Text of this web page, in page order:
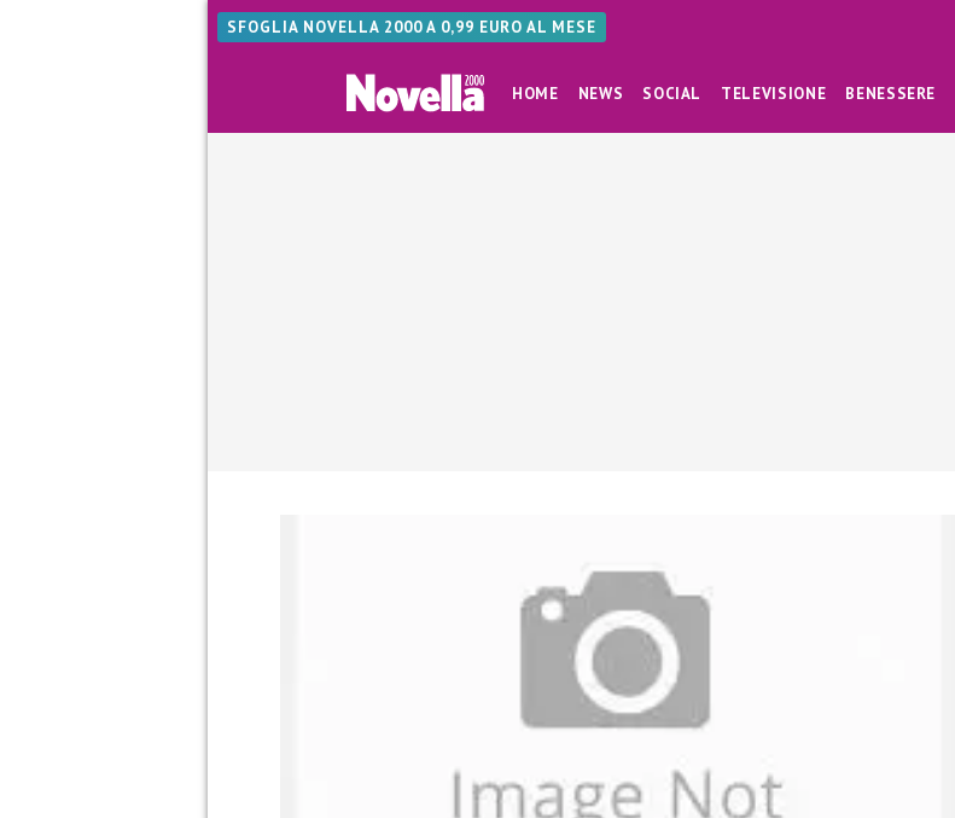
SFOGLIA NOVELLA 2000 A 0,99 EURO AL MESE
HOME NEWS SOCIAL TELEVISIONE BENESSERE